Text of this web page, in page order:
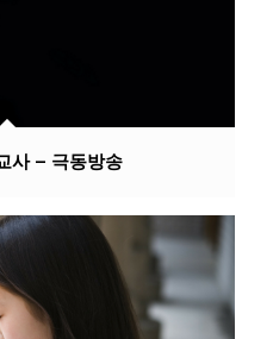
사 – 극동방송